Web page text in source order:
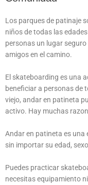
Los parques de patinaje
niños de todas las
personas un lugar
amigos en el camino.
El skateboarding es una
beneficiar a personas de
viejo, andar en patineta
activo. Hay muchas
Andar en patineta es una
sin importar su edad,
Puedes practicar
necesitas equipamiento